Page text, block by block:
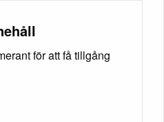
för att få tillgång